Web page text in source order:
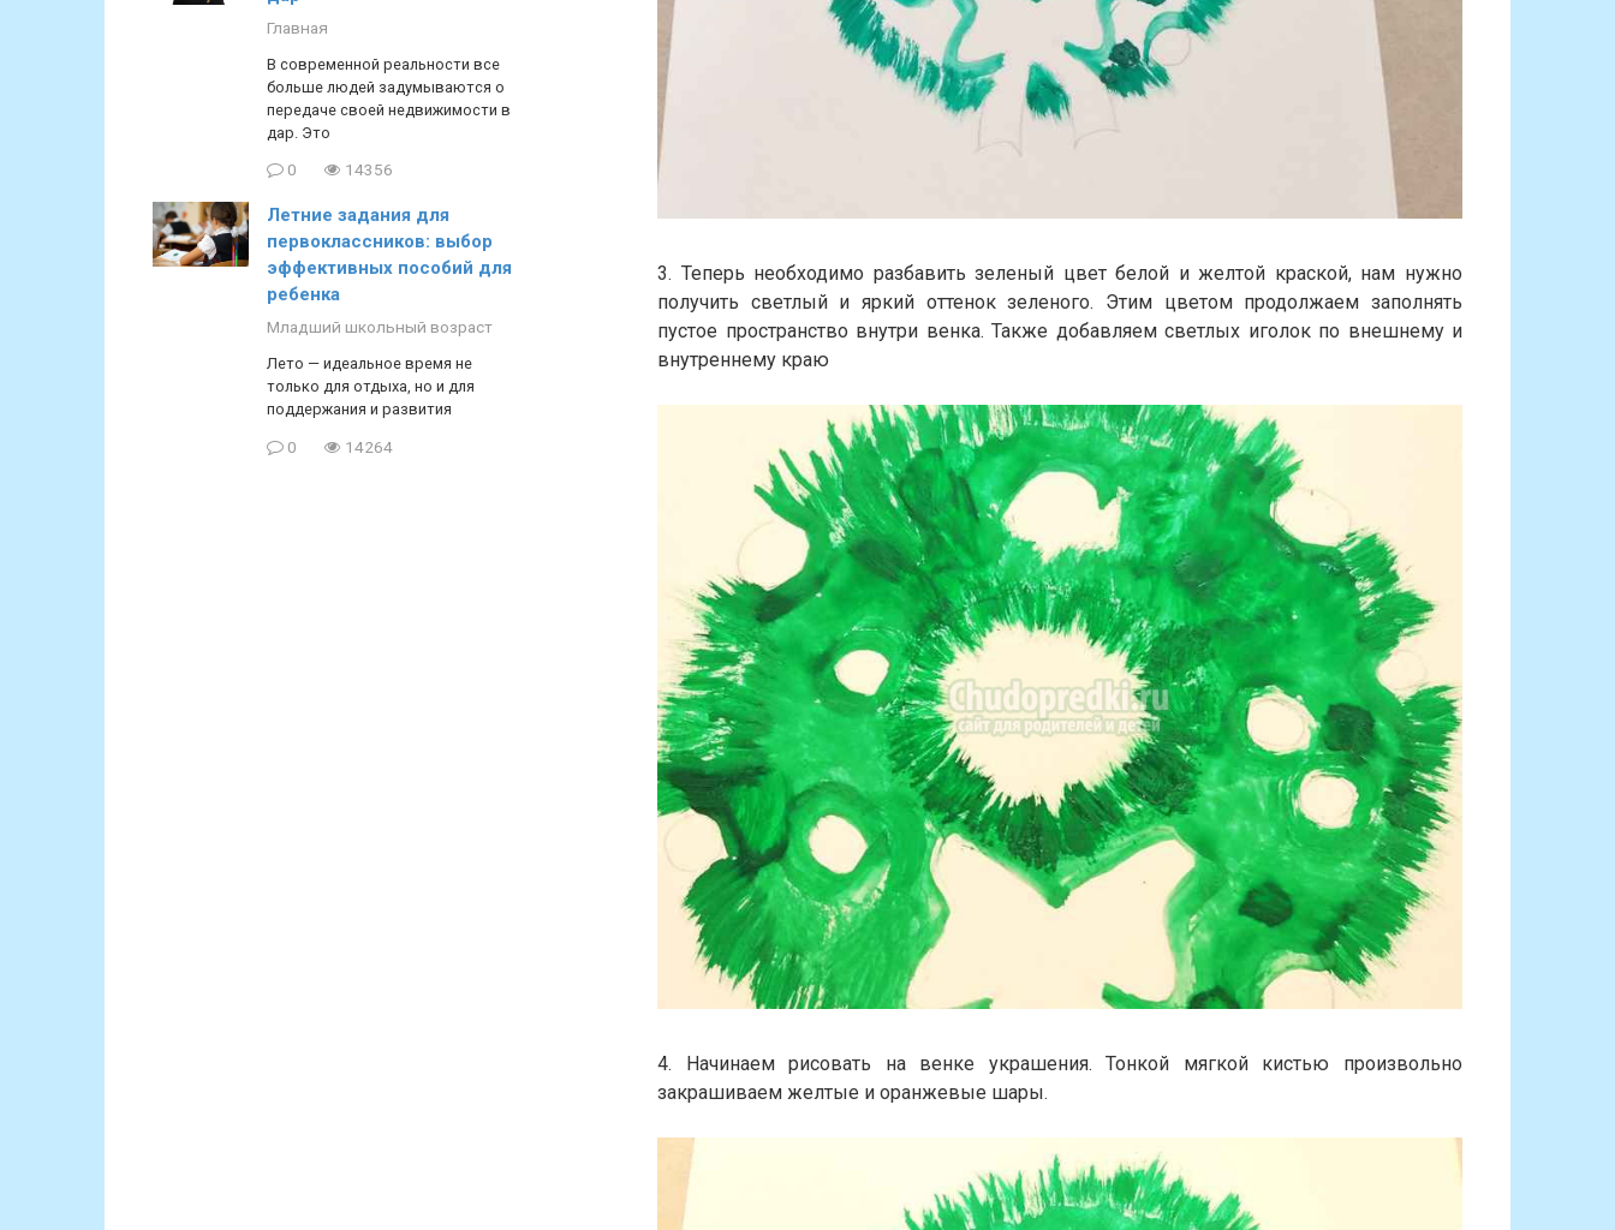
3. Теперь необходимо разбавить зеленый цвет белой и желтой краской, нам нужно
получить светлый и яркий оттенок зеленого. Этим цветом продолжаем заполнять
пустое пространство внутри венка. Также добавляем светлых иголок по внешнему и
внутреннему краю
4. Начинаем рисовать на венке украшения. Тонкой мягкой кистью произвольно
закрашиваем желтые и оранжевые шары.
Главная
В современной реальности все
больше людей задумываются о
передаче своей недвижимости в
дар. Это
0 14356
Летние задания для
первоклассников: выбор
эффективных пособий для
ребенка
Младший школьный возраст
Лето — идеальное время не
только для отдыха, но и для
поддержания и развития
0 14264